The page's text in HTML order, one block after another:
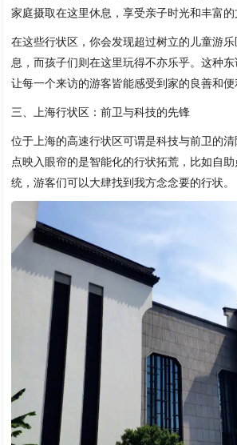
家庭摄取在这里休息，享受亲子时光和丰富的
在这些行状区，你会发现超过树立的儿童游
息，而孩子们则在这里玩得不亦乐乎。这种东
让每一个来访的游客皆能感受到家的良善和便
三、上海行状区：前卫与科技的先锋
位于上海的高速行状区可谓是科技与前卫的
点映入眼帘的是智能化的行状拓荒，比如自
统，游客们可以大肆找到我方念念要的行状。